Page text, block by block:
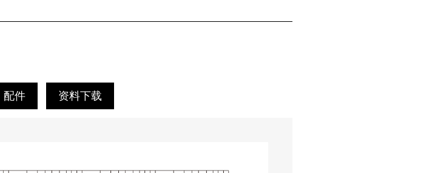
配件 资料下载